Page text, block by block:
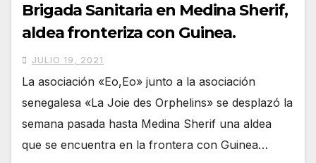
Brigada Sanitaria en Medina Sherif,
aldea fronteriza con Guinea.
JULIO 19, 2021
La asociación «Eo,Eo» junto a la asociación
senegalesa «La Joie des Orphelins» se desplazó la
semana pasada hasta Medina Sherif una aldea
que se encuentra en la frontera con Guinea…